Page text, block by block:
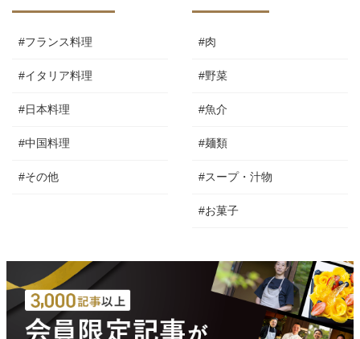
#フランス料理
#イタリア料理
#日本料理
#中国料理
#その他
#肉
#野菜
#魚介
#麺類
#スープ・汁物
#お菓子